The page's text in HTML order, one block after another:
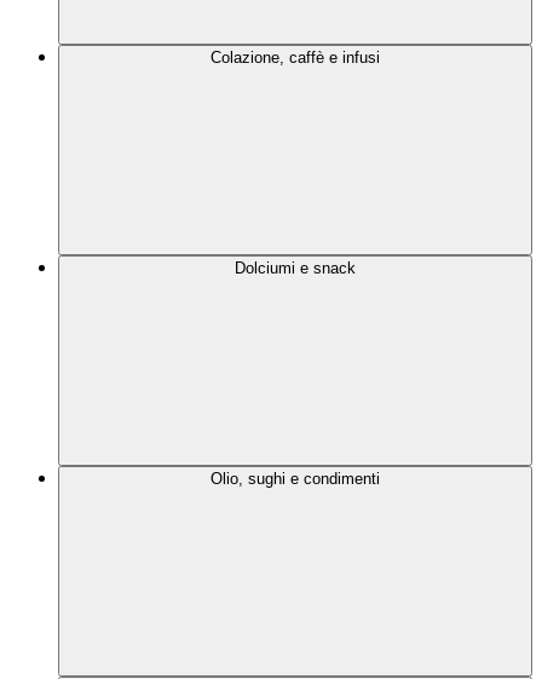
Colazione, caffè e infusi
Dolciumi e snack
Olio, sughi e condimenti